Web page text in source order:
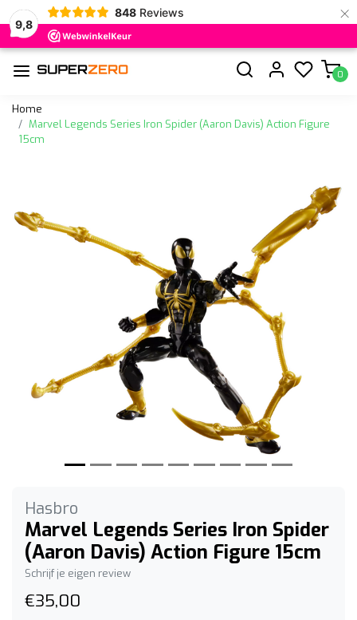
9,8
848 Reviews ×
0
Home
Marvel Legends Series Iron Spider (Aaron Davis) Action Figure
15cm
Hasbro
Marvel Legends Series Iron Spider
(Aaron Davis) Action Figure 15cm
Schrijf je eigen review
€35,00